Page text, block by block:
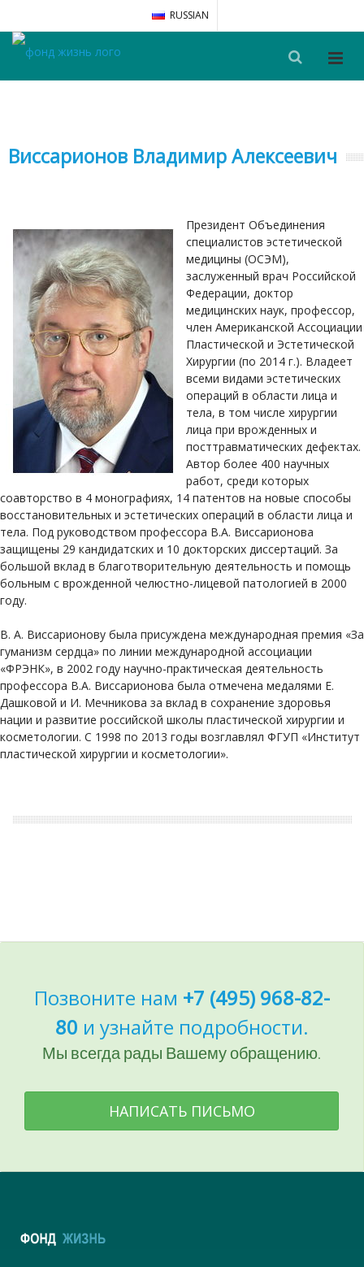
RUSSIAN
Виссарионов Владимир Алексеевич
Президент Объединения
специалистов эстетической
медицины (ОСЭМ),
заслуженный врач Российской
Федерации, доктор
медицинских наук, профессор,
член Американской Ассоциации
Пластической и Эстетической
Хирургии (по 2014 г.). Владеет
всеми видами эстетических
операций в области лица и
тела, в том числе хирургии
лица при врожденных и
посттравматических дефектах.
Автор более 400 научных
работ, среди которых
соавторство в 4 монографиях, 14 патентов на новые способы
восстановительных и эстетических операций в области лица и
тела. Под руководством профессора В.А. Виссарионова
защищены 29 кандидатских и 10 докторских диссертаций. За
большой вклад в благотворительную деятельность и помощь
больным с врожденной челюстно-лицевой патологией в 2000
году.
В. А. Виссарионову была присуждена международная премия «За
гуманизм сердца» по линии международной ассоциации
«ФРЭНК», в 2002 году научно-практическая деятельность
профессора В.А. Виссарионова была отмечена медалями Е.
Дашковой и И. Мечникова за вклад в сохранение здоровья
нации и развитие российской школы пластической хирургии и
косметологии. С 1998 по 2013 годы возглавлял ФГУП «Институт
пластической хирургии и косметологии».
Позвоните нам +7 (495) 968-82-
80 и узнайте подробности.
Мы всегда рады Вашему обращению.
НАПИСАТЬ ПИСЬМО